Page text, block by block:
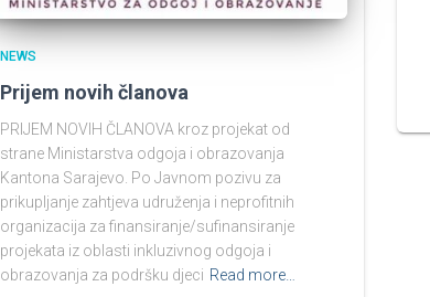
NEWS
Prijem novih članova
PRIJEM NOVIH ČLANOVA kroz projekat od
strane Ministarstva odgoja i obrazovanja
Kantona Sarajevo. Po Javnom pozivu za
prikupljanje zahtjeva udruženja i neprofitnih
organizacija za finansiranje/sufinansiranje
projekata iz oblasti inkluzivnog odgoja i
obrazovanja za podršku djeci Read more…